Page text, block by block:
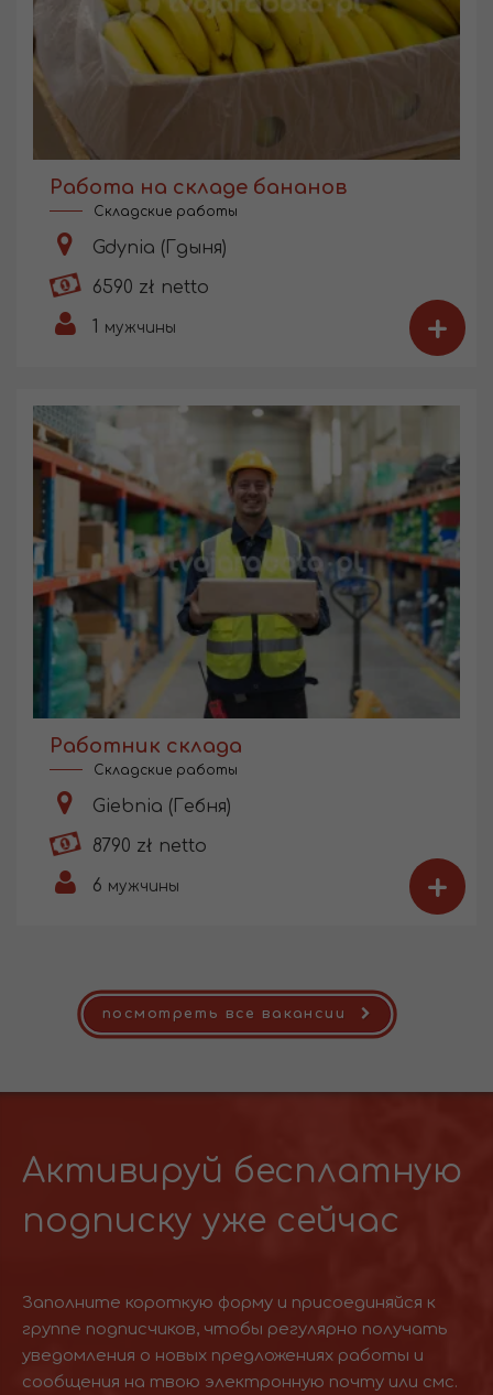
Работа на складе бананов
Складские работы
Gdynia (Гдыня)
6590 zł netto
1 мужчины +
Работник склада
Складские работы
Giebnia (Гебня)
8790 zł netto
6 мужчины +
посмотреть все вакансии
Активируй бесплатную
подписку уже сейчас
Заполните короткую форму и присоединяйся к
группе подписчиков, чтобы регулярно получать
уведомления о новых предложениях работы и
сообщения на твою электронную почту или смс.